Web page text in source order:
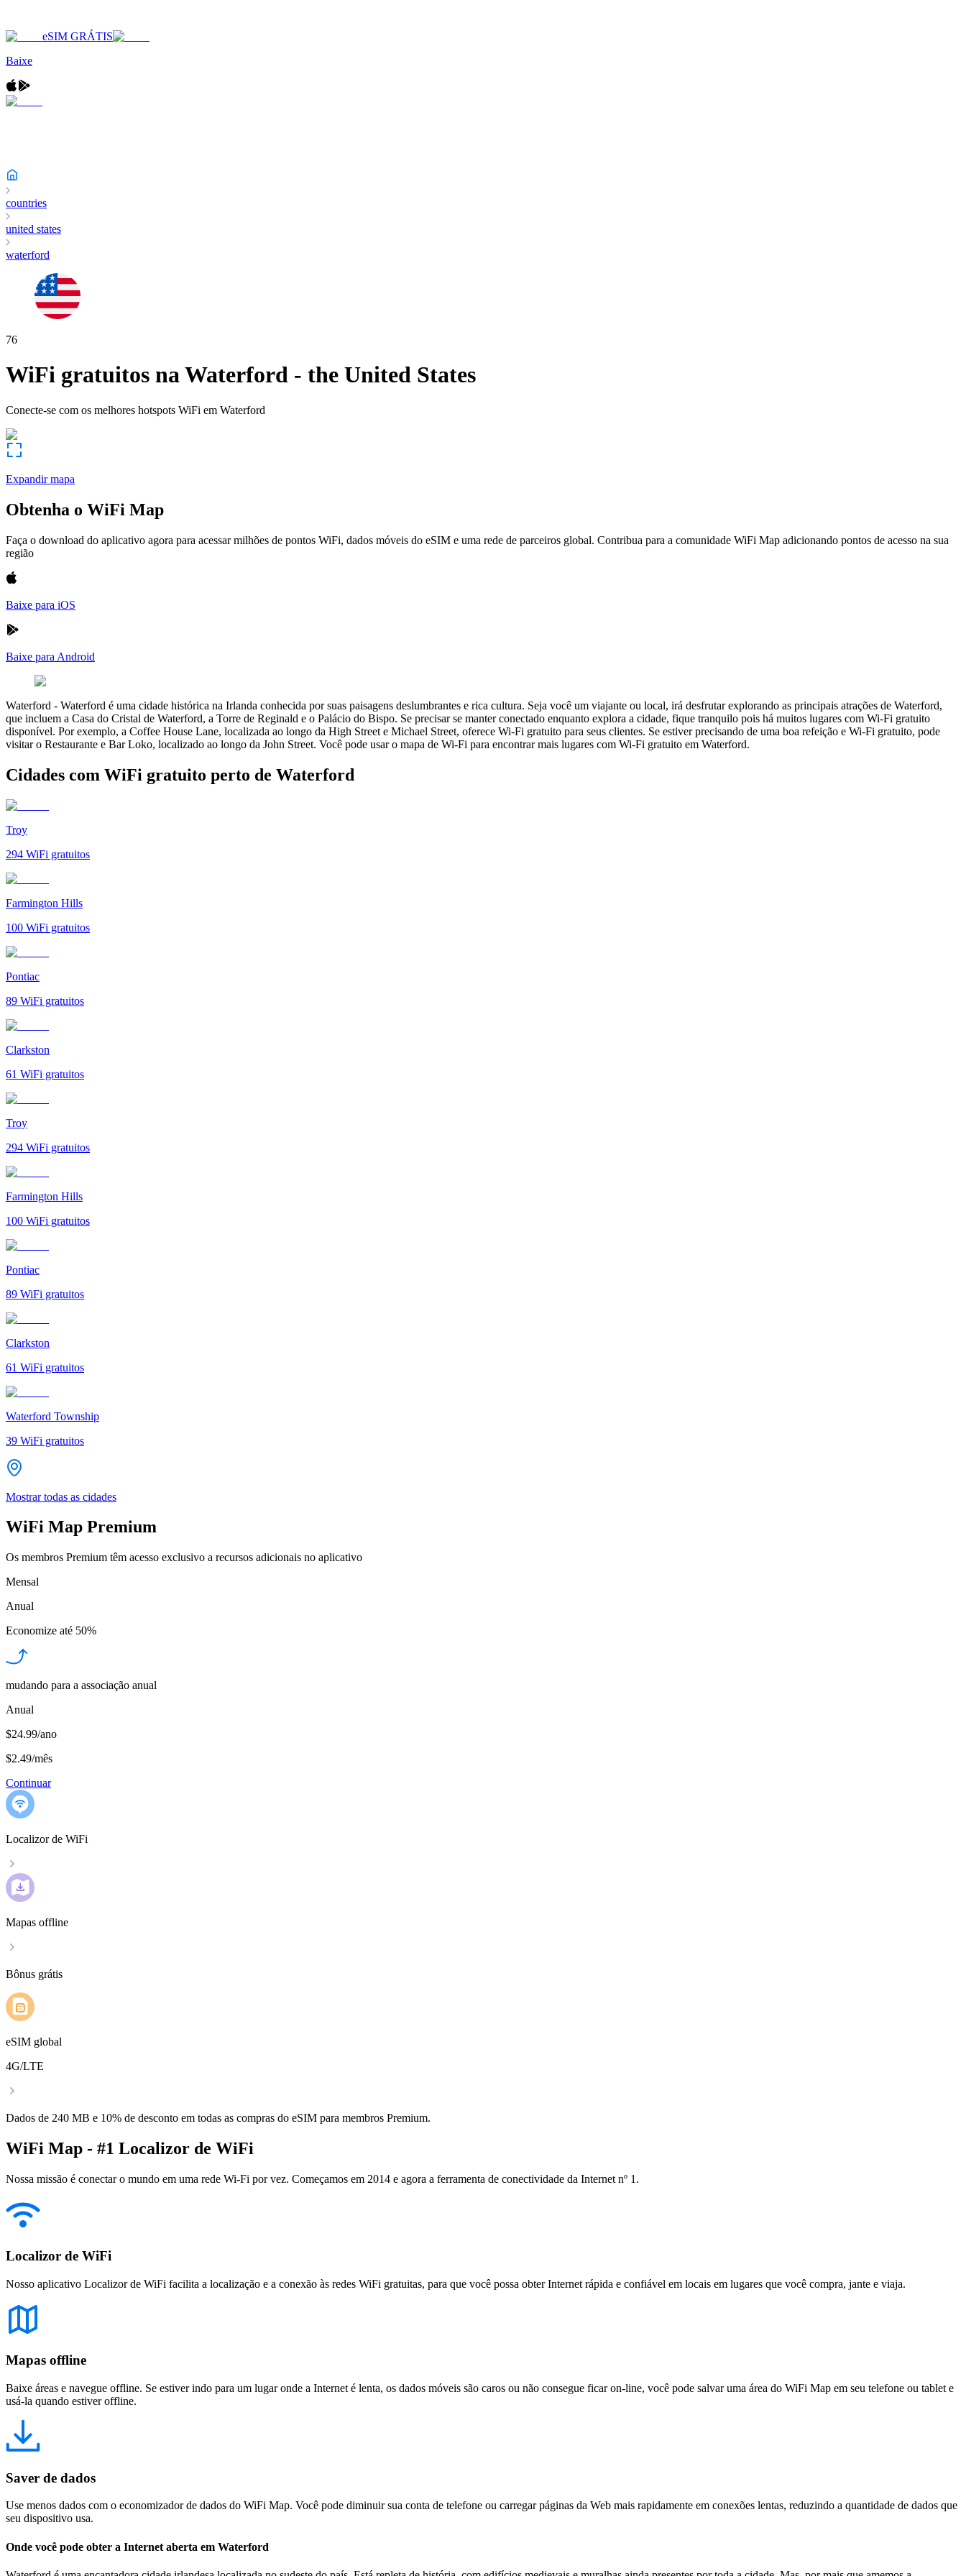
eSIM GRÁTIS
Baixe
countries
united states
waterford
76
WiFi gratuitos naWaterford - the United States
Conecte-se com os melhores hotspots WiFi em Waterford
Expandir mapa
Obtenha o WiFi Map
Faça o download do aplicativo agora para acessar milhões de pontos WiFi, dados móveis do eSIM e uma rede de parceiros global. Contribua para a comunidade WiFi Map adicionando pontos de acesso na sua
região
Baixe para iOS
Baixe para Android
Waterford - Waterford é uma cidade histórica na Irlanda conhecida por suas paisagens deslumbrantes e rica cultura. Seja você um viajante ou local, irá desfrutar explorando as principais atrações de Waterford,
que incluem a Casa do Cristal de Waterford, a Torre de Reginald e o Palácio do Bispo. Se precisar se manter conectado enquanto explora a cidade, fique tranquilo pois há muitos lugares com Wi-Fi gratuito
disponível. Por exemplo, a Coffee House Lane, localizada ao longo da High Street e Michael Street, oferece Wi-Fi gratuito para seus clientes. Se estiver precisando de uma boa refeição e Wi-Fi gratuito, pode
visitar o Restaurante e Bar Loko, localizado ao longo da John Street. Você pode usar o mapa de Wi-Fi para encontrar mais lugares com Wi-Fi gratuito em Waterford.
Cidades com WiFi gratuito perto de Waterford
Troy
294 WiFi gratuitos
Farmington Hills
100 WiFi gratuitos
Pontiac
89 WiFi gratuitos
Clarkston
61 WiFi gratuitos
Troy
294 WiFi gratuitos
Farmington Hills
100 WiFi gratuitos
Pontiac
89 WiFi gratuitos
Clarkston
61 WiFi gratuitos
Waterford Township
39 WiFi gratuitos
Mostrar todas as cidades
WiFi Map Premium
Os membros Premium têm acesso exclusivo a recursos adicionais no aplicativo
Mensal
Anual
Economize até 50%
mudando para a associação anual
Anual
$24.99/ano
$2.49/mês
Continuar
Localizor de WiFi
Mapas offline
Bônus grátis
eSIM global
4G/LTE
Dados de 240 MB e 10% de desconto em todas as compras do eSIM para membros Premium.
WiFi Map - #1 Localizor de WiFi
Nossa missão é conectar o mundo em uma rede Wi-Fi por vez. Começamos em 2014 e agora a ferramenta de conectividade da Internet nº 1.
Localizor de WiFi
Nosso aplicativo Localizor de WiFi facilita a localização e a conexão às redes WiFi gratuitas, para que você possa obter Internet rápida e confiável em locais em lugares que você compra, jante e viaja.
Mapas offline
Baixe áreas e navegue offline. Se estiver indo para um lugar onde a Internet é lenta, os dados móveis são caros ou não consegue ficar on-line, você pode salvar uma área do WiFi Map em seu telefone ou tablet e
usá-la quando estiver offline.
Saver de dados
Use menos dados com o economizador de dados do WiFi Map. Você pode diminuir sua conta de telefone ou carregar páginas da Web mais rapidamente em conexões lentas, reduzindo a quantidade de dados que
seu dispositivo usa.
Onde você pode obter a Internet aberta em Waterford